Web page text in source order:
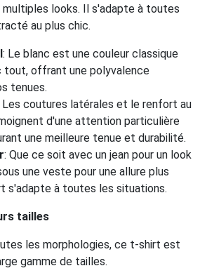
looks. Il s'adapte à toutes
au plus chic.
: Le blanc est une couleur classique
tout, offrant une polyvalence
tenues.
Les coutures latérales et le renfort au
d'une attention particulière
une meilleure tenue et durabilité.
: Que ce soit avec un jean pour un look
une veste pour une allure plus
s'adapte à toutes les situations.
tailles
les morphologies, ce t-shirt est
gamme de tailles.